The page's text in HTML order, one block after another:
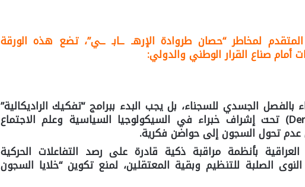
لمخاطر “حصان طروادة الإرهـ ــابـ ــي”، تضع هذه الورقة
أمام صناع القرار الوطني والدولي:
بالفصل الجسدي للسجناء، بل يجب البدء ببرامج “تفكيك الراديكالية”
(Deradicalization) تحت إشراف خبراء في السيكولوجيا السياسية وعلم الاجتماع
عدم تحول السجون إلى حواضن فكرية.
بأنظمة مراقبة ذكية قادرة على رصد التفاعلات الحركية
الصلبة للتنظيم وبقية المعتقلين، لمنع تكوين “خلايا السجون